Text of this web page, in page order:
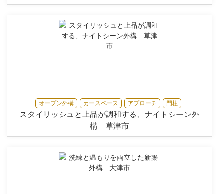
オープン外構 カースペース アプローチ 門柱
スタイリッシュと上品が調和する、ナイトシーン外
構 草津市